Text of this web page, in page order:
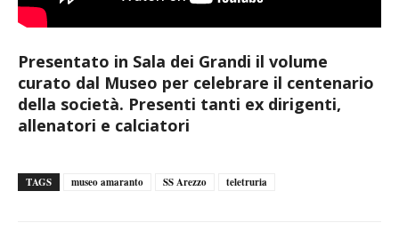
Presentato in Sala dei Grandi il volume
curato dal Museo per celebrare il centenario
della società. Presenti tanti ex dirigenti,
allenatori e calciatori
TAGS museo amaranto SS Arezzo teletruria